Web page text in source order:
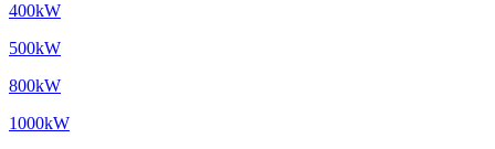
400kW
500kW
800kW
1000kW